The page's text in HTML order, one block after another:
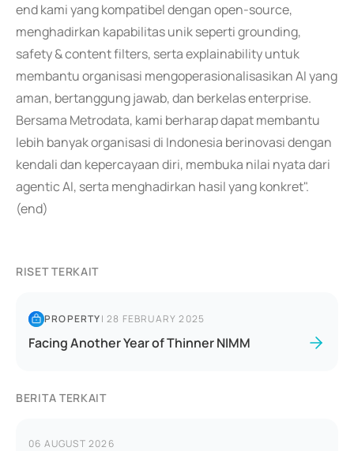
end kami yang kompatibel dengan open-source,
menghadirkan kapabilitas unik seperti grounding,
safety & content filters, serta explainability untuk
membantu organisasi mengoperasionalisasikan AI yang
aman, bertanggung jawab, dan berkelas enterprise.
Bersama Metrodata, kami berharap dapat membantu
lebih banyak organisasi di Indonesia berinovasi dengan
kendali dan kepercayaan diri, membuka nilai nyata dari
agentic AI, serta menghadirkan hasil yang konkret".
(end)
RISET TERKAIT
PROPERTY|28 FEBRUARY 2025
Facing Another Year of Thinner NIMM
BERITA TERKAIT
06 AUGUST 2026